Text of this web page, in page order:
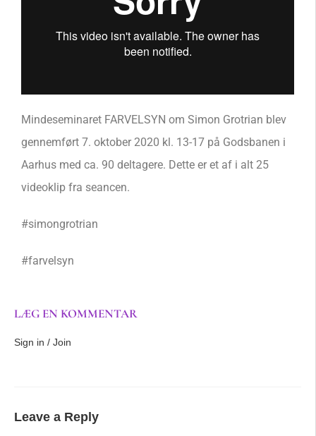
Mindeseminaret FARVELSYN om Simon Grotrian blev
gennemført 7. oktober 2020 kl. 13-17 på Godsbanen i
Aarhus med ca. 90 deltagere. Dette er et af i alt 25
videoklip fra seancen.
#simongrotrian
#farvelsyn
LÆG EN KOMMENTAR
Sign in / Join
Leave a Reply